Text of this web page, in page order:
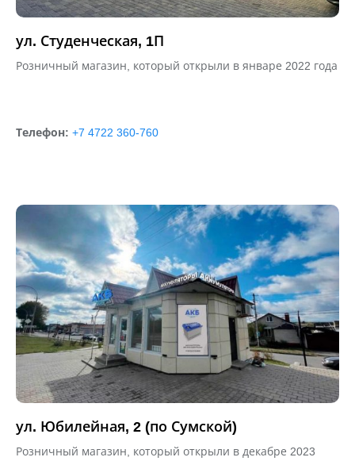
ул. Студенческая, 1П
Розничный магазин, который открыли в январе 2022 года
Телефон: +7 4722 360-760
ул. Юбилейная, 2 (по Сумской)
Розничный магазин, который открыли в декабре 2023